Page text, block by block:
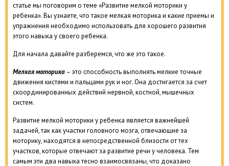
статье мы поговорим о теме «Развитие мелкой моторики у
ребенка». Вы узнаете, что такое мелкая моторика и какие приемы и
упражнения необходимо использовать для хорошего развития
этого навыка у своего ребенка.
Для начала давайте разберемся, что же это такое.
Мелкая моторика – это способность выполнять мелкие точные
движения кистями и пальцами рук и ног. Она достигается за счет
скоординированных действий нервной, костной, мышечных
систем.
Развитие мелкой моторики у ребенка является важнейшей
задачей, так как участки головного мозга, отвечающие за
моторику, находятся в непосредственной близости от тех
участков, которые отвечают за развитие речи у человека. Тем
самым эти два навыка тесно взаимосвязаны, что доказано